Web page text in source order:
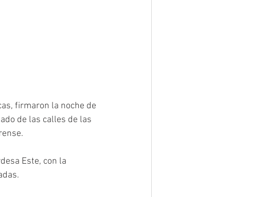
firmaron la noche de
de las calles de las
Este, con la